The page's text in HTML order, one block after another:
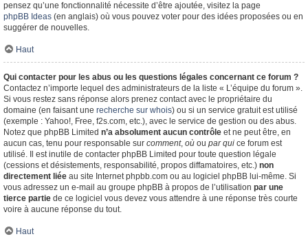
pensez qu’une fonctionnalité nécessite d’être ajoutée, visitez la page
phpBB Ideas (en anglais) où vous pouvez voter pour des idées proposées ou en
suggérer de nouvelles.
Haut
Qui contacter pour les abus ou les questions légales concernant ce forum ?
Contactez n’importe lequel des administrateurs de la liste « L’équipe du forum ».
Si vous restez sans réponse alors prenez contact avec le propriétaire du
domaine (en faisant une recherche sur whois) ou si un service gratuit est utilisé
(exemple : Yahoo!, Free, f2s.com, etc.), avec le service de gestion ou des abus.
Notez que phpBB Limited n’a absolument aucun contrôle et ne peut être, en
aucun cas, tenu pour responsable sur comment, où ou par qui ce forum est
utilisé. Il est inutile de contacter phpBB Limited pour toute question légale
(cessions et désistements, responsabilité, propos diffamatoires, etc.) non
directement liée au site Internet phpbb.com ou au logiciel phpBB lui-même. Si
vous adressez un e-mail au groupe phpBB à propos de l’utilisation par une
tierce partie de ce logiciel vous devez vous attendre à une réponse très courte
voire à aucune réponse du tout.
Haut